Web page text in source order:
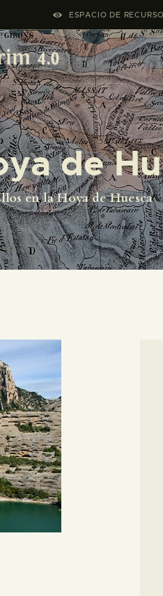
ESPACIO DE
de
en la Hoya de Huesca
4.0